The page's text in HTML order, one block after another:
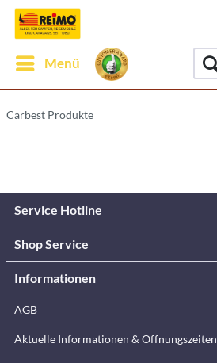
Menü
Carbest Produkte
Service Hotline
Shop Service
Informationen
AGB
Aktuelle Informationen & Öffnungszeiten